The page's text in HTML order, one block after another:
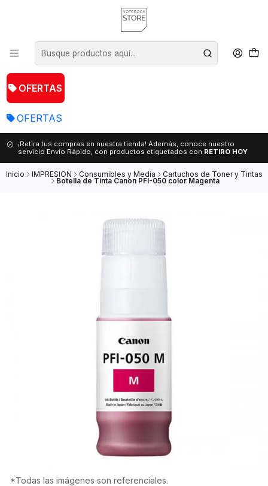
OFERTAS
OFERTAS
¡Retira tus compras en nuestra tienda! Además, conoce nuestro
servicio Envío Rápido, con productos etiquetados con RETIRO HOY
Inicio IMPRESION Consumibles y Media Cartuchos de Toner y Tintas
Botella de Tinta Canon PFI-050 color Magenta
*Todas las imágenes son referenciales.